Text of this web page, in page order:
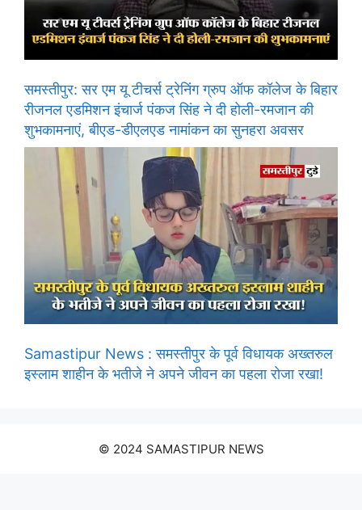
समस्तीपुर: सर एम यू टीचर्स ट्रेनिंग ग्रुप ऑफ कॉलेज के बिहार
रीजनल एडमिशन इंचार्ज पंकज सिंह ने दी होली-रमजान की
शुभकामनाएं, बीएड-डीएलएड नामांकन का सुनहरा अवसर
Samastipur News : समस्तीपुर के पूर्व विधायक अख्तरुल
इस्लाम शाहीन के भतीजे ने अपने जीवन का पहला रोजा रखा!
© 2024 SAMASTIPUR NEWS